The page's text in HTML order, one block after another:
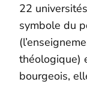
22
symbole du
théologique)
bourgeois,